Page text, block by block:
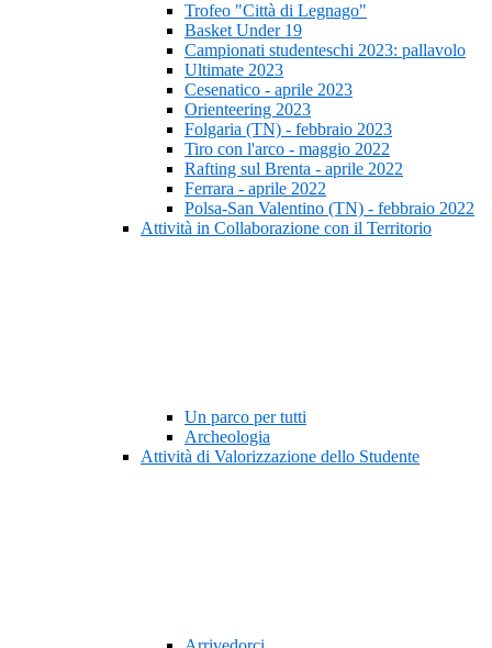
Trofeo "Città di Legnago"
Basket Under 19
Campionati studenteschi 2023: pallavolo
Ultimate 2023
Cesenatico - aprile 2023
Orienteering 2023
Folgaria (TN) - febbraio 2023
Tiro con l'arco - maggio 2022
Rafting sul Brenta - aprile 2022
Ferrara - aprile 2022
Polsa-San Valentino (TN) - febbraio 2022
Attività in Collaborazione con il Territorio
Un parco per tutti
Archeologia
Attività di Valorizzazione dello Studente